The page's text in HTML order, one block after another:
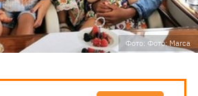
Фото: Фото: Marca